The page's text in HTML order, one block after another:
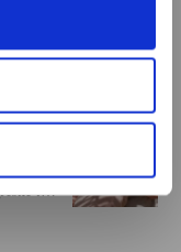
i
su